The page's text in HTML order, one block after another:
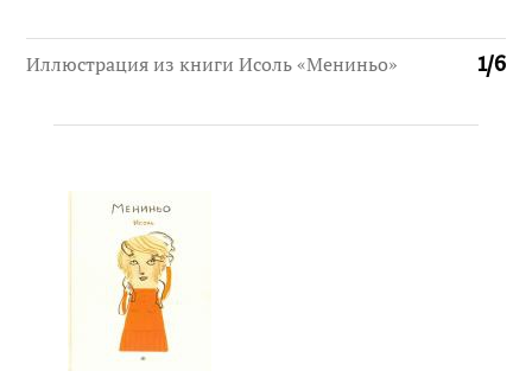
1/6
Иллюстрация из книги Исоль «Мениньо»